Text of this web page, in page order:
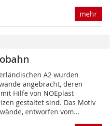
mehr
A2 wurden
angebracht, deren
Hilfe von NOEplast
gestaltet sind. Das Motiv
entworfen vom...